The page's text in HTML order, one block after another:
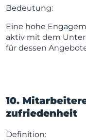
Bedeutung:
Eine hohe
aktiv mit dem
für dessen
10.
zufriedenheit
Definition: